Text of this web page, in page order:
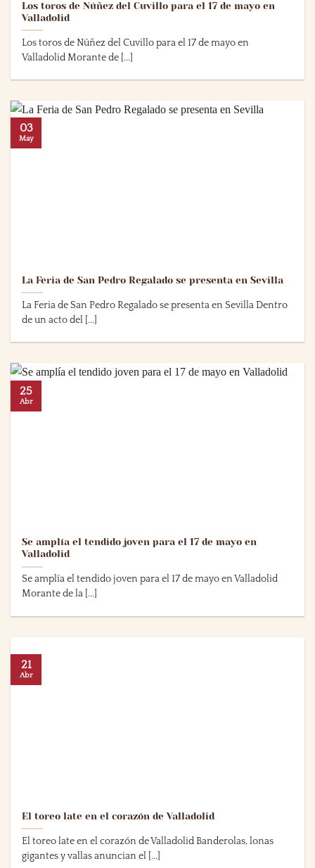
Los toros de Núñez del Cuvillo para el 17 de mayo en
Valladolid
Los toros de Núñez del Cuvillo para el 17 de mayo en
Valladolid Morante de [...]
La Feria de San Pedro Regalado se presenta en Sevilla
La Feria de San Pedro Regalado se presenta en Sevilla Dentro
de un acto del [...]
03
May
Se amplía el tendido joven para el 17 de mayo en
Valladolid
Se amplía el tendido joven para el 17 de mayo en Valladolid
Morante de la [...]
25
Abr
El toreo late en el corazón de Valladolid
El toreo late en el corazón de Valladolid Banderolas, lonas
gigantes y vallas anuncian el [...]
21
Abr